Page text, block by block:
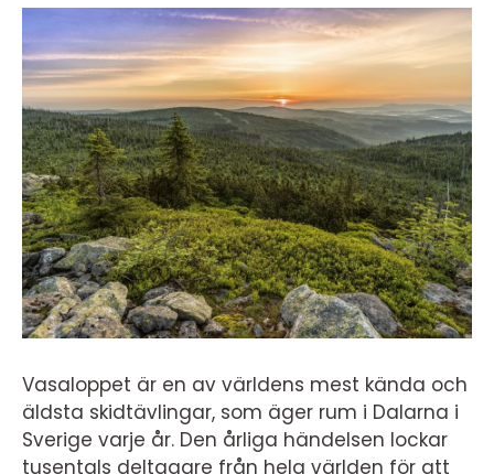
Vasaloppet är en av världens mest kända och
äldsta skidtävlingar, som äger rum i Dalarna i
Sverige varje år. Den årliga händelsen lockar
tusentals deltagare från hela världen för att